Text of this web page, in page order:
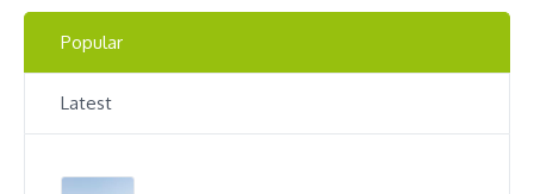
Popular
Latest